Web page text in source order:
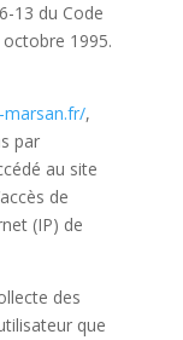
13 du Code
1995.
,
par
au site
de
(IP) de
des
que